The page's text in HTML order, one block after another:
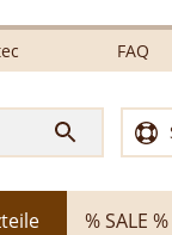
FAQ
% SALE %